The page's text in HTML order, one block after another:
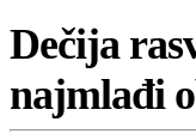
Dečija
najmlađi